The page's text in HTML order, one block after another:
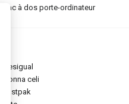
sac à dos porte-ordinateur
desigual
donna celi
eastpak